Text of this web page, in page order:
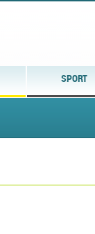
SPORT